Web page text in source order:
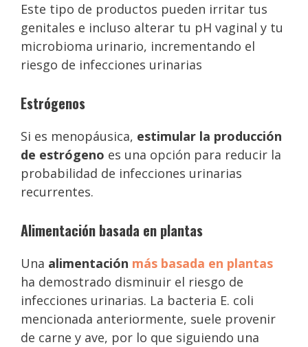
Este tipo de productos pueden irritar tus
genitales e incluso alterar tu pH vaginal y tu
microbioma urinario, incrementando el
riesgo de infecciones urinarias
Estrógenos
Si es menopáusica, estimular la producción
de estrógeno es una opción para reducir la
probabilidad de infecciones urinarias
recurrentes.
Alimentación basada en plantas
Una alimentación más basada en plantas
ha demostrado disminuir el riesgo de
infecciones urinarias. La bacteria E. coli
mencionada anteriormente, suele provenir
de carne y ave, por lo que siguiendo una